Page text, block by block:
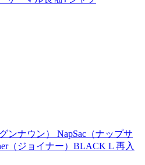
ンナウン） NapSac（ナップサ
（ジョイナー）BLACK L 再入